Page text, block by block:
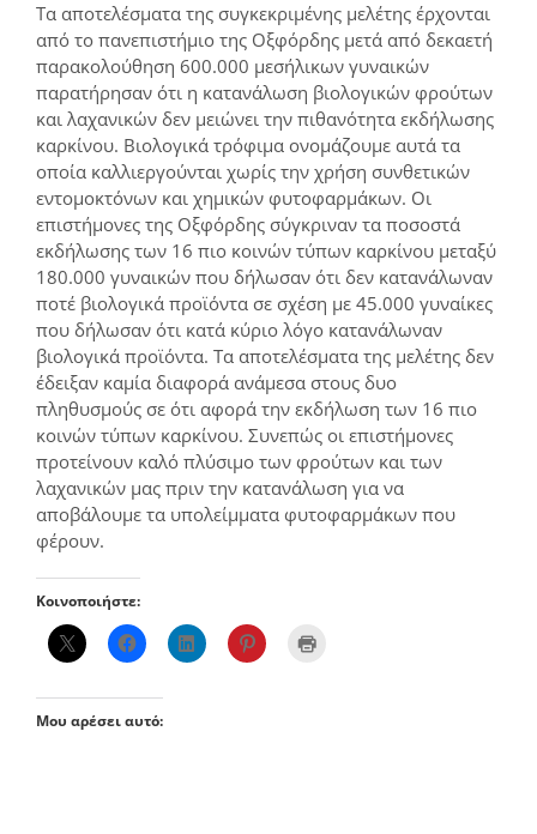
Τα αποτελέσματα της συγκεκριμένης μελέτης έρχονται
από το πανεπιστήμιο της Οξφόρδης μετά από δεκαετή
παρακολούθηση 600.000 μεσήλικων γυναικών
παρατήρησαν ότι η κατανάλωση βιολογικών φρούτων
και λαχανικών δεν μειώνει την πιθανότητα εκδήλωσης
καρκίνου. Βιολογικά τρόφιμα ονομάζουμε αυτά τα
οποία καλλιεργούνται χωρίς την χρήση συνθετικών
εντομοκτόνων και χημικών φυτοφαρμάκων. Οι
επιστήμονες της Οξφόρδης σύγκριναν τα ποσοστά
εκδήλωσης των 16 πιο κοινών τύπων καρκίνου μεταξύ
180.000 γυναικών που δήλωσαν ότι δεν κατανάλωναν
ποτέ βιολογικά προϊόντα σε σχέση με 45.000 γυναίκες
που δήλωσαν ότι κατά κύριο λόγο κατανάλωναν
βιολογικά προϊόντα. Τα αποτελέσματα της μελέτης δεν
έδειξαν καμία διαφορά ανάμεσα στους δυο
πληθυσμούς σε ότι αφορά την εκδήλωση των 16 πιο
κοινών τύπων καρκίνου. Συνεπώς οι επιστήμονες
προτείνουν καλό πλύσιμο των φρούτων και των
λαχανικών μας πριν την κατανάλωση για να
αποβάλουμε τα υπολείμματα φυτοφαρμάκων που
φέρουν.
Κοινοποιήστε:
Μου αρέσει αυτό: